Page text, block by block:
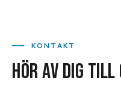
KONTAKT
HÖR AV DIG TILL